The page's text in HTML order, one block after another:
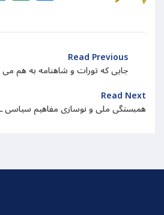
Read Previous
جایی که تورات و شاهنامه به هم می
Read Next
همبستگی ملی و نوسازی مفاهیم سیاسی ـ